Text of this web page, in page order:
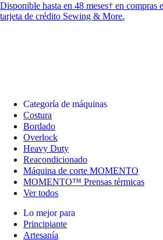
Disponible hasta en 48 meses† en compras
tarjeta de crédito Sewing & More.
Categoría de máquinas
Costura
Bordado
Overlock
Heavy Duty
Reacondicionado
Máquina de corte MOMENTO
MOMENTO™ Prensas térmicas
Ver todos
Lo mejor para
Principiante
Artesanía